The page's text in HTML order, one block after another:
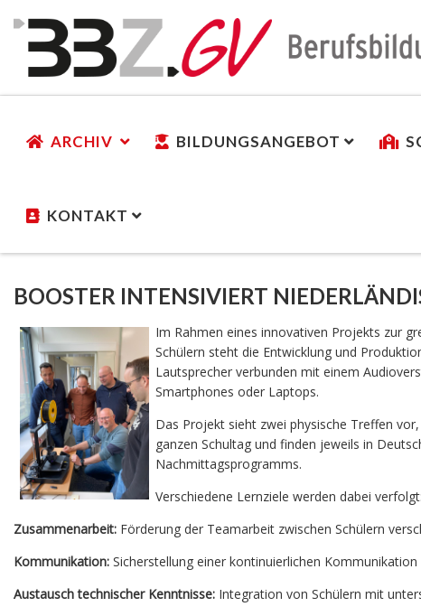
ARCHIV BILDUNGSANGEBOT
KONTAKT
BOOSTER INTENSIVIERT
Im Rahmen eines innovativen Projekts zur
Schülern steht die Entwicklung und
Lautsprecher verbunden mit einem
Smartphones oder Laptops.
Das Projekt sieht zwei physische Treffen
ganzen Schultag und finden jeweils in
Nachmittagsprogramms.
Verschiedene Lernziele werden dabei verfolgt:
Zusammenarbeit: Förderung der Teamarbeit zwischen Schülern
Kommunikation: Sicherstellung einer kontinuierlichen
Austausch technischer Kenntnisse: Integration von Schülern mit